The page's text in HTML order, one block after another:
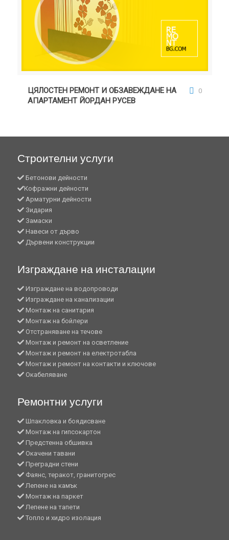
АПАРТАМЕНТ ЙОРДАН РУСЕВ
ЦЯЛОСТЕН РЕМОНТ И ОБЗАВЕЖДАНЕ НА
АПАРТАМЕНТ ЙОРДАН РУСЕВ
0
Строителни услуги
Бетонови дейности
Кофражни дейности
Арматурни дейности
Зидария
Замаски
Навеси от дърво
Дървени конструкции
Изграждане на инсталации
Изграждане на водопроводи
Изграждане на канализации
Монтаж на санитария
Монтаж на бойлери
Отстраняване на течове
Монтаж и ремонт на осветление
Монтаж и ремонт на електротабла
Монтаж и ремонт на контакти и ключове
Окабеляване
Ремонтни услуги
Шпакловка и боядисване
Монтаж на гипсокартон
Предстенна обшивка
Окачени тавани
Преградни стени
Фаянс, теракот, гранитогрес
Лепене на камък
Монтаж на паркет
Лепене на тапети
Топло и хидро изолация